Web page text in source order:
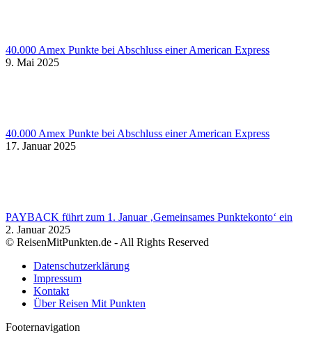
40.000 Amex Punkte bei Abschluss einer American Express
9. Mai 2025
40.000 Amex Punkte bei Abschluss einer American Express
17. Januar 2025
PAYBACK führt zum 1. Januar ‚Gemeinsames Punktekonto‘ ein
2. Januar 2025
© ReisenMitPunkten.de - All Rights Reserved
Datenschutzerklärung
Impressum
Kontakt
Über Reisen Mit Punkten
Footernavigation